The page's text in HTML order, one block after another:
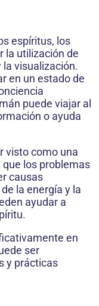
espíritus, los
la utilización de
visualización.
en un estado de
puede viajar al
o ayuda
visto como una
que los problemas
causas
la energía y la
ayudar a
en
ser
y prácticas